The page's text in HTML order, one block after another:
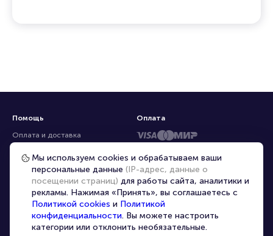
Помощь
Оплата и доставка
Частые вопросы
Перепродажа билетов
Организаторам
Корпоративным клиентам
VIP-билеты
Оплата
Мы используем cookies и обрабатываем ваши
персональные данные (IP-адрес, данные о
посещении страниц) для работы сайта, аналитики и
рекламы. Нажимая «Принять», вы соглашаетесь с
Политикой cookies и Политикой
конфиденциальности. Вы можете настроить
категории или отклонить необязательные.